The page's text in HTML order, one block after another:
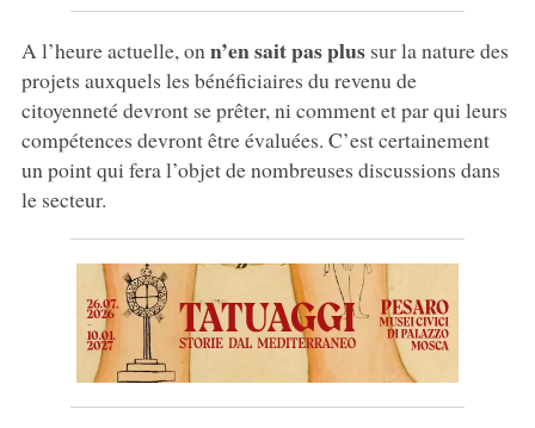
A l’heure actuelle, on n’en sait pas plussur la nature des
projets auxquels les bénéficiaires du revenu de
citoyenneté devront se prêter, ni comment et par qui leurs
compétences devront être évaluées. C’est certainement
un point qui fera l’objet de nombreuses discussions dans
le secteur.